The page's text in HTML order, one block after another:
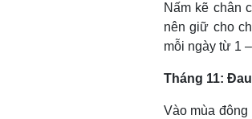
Nấm kẽ chân
nên giữ cho
mỗi ngày từ 1
Tháng 11:
Vào mùa